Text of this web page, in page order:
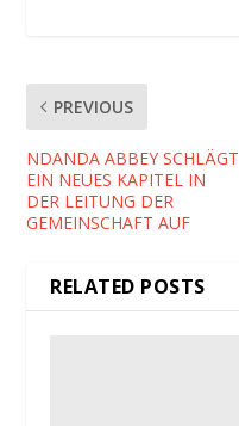
PREVIOUS
NDANDA ABBEY SCHLÄGT
EIN NEUES KAPITEL IN
DER LEITUNG DER
GEMEINSCHAFT AUF
RELATED POSTS